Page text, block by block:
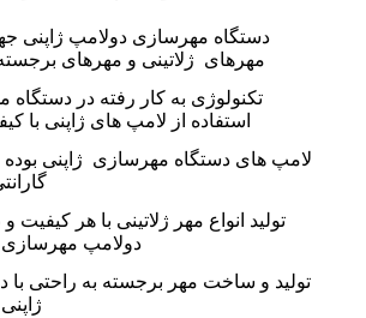
مهرهای ژلاتینی و مهرهای
تکنولوژی به کار رفته در
استفاده از لامپ های ژاپنی با
لامپ های دستگاه مهرسازی ژاپنی
تولید انواع مهر ژلاتینی با هر
دولامپ مهرسازی
تولید و ساخت مهر برجسته به راحتی با